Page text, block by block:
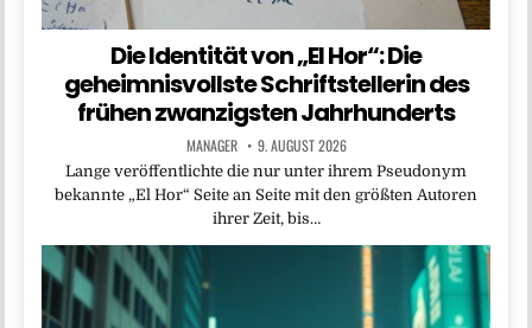
Die Identität von „El Hor“: Die
geheimnisvollste Schriftstellerin des
frühen zwanzigsten Jahrhunderts
MANAGER 9. AUGUST 2026
Lange veröffentlichte die nur unter ihrem Pseudonym
bekannte „El Hor“ Seite an Seite mit den größten Autoren
ihrer Zeit, bis…